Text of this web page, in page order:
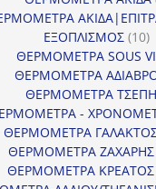
ΕΞΟΠΛΙΣΜΟΣ 1010
ΘΕΡΜΟΜΕΤΡΑ SOUS
ΘΕΡΜΟΜΕΤΡΑ
ΘΕΡΜΟΜΕΤΡΑ
-
ΘΕΡΜΟΜΕΤΡΑ
ΘΕΡΜΟΜΕΤΡΑ ΖΑΧΑΡΗΣ
ΘΕΡΜΟΜΕΤΡΑ ΚΡΕΑΤΟΣ